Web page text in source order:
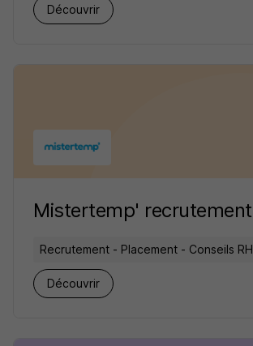
Découvrir
Mistertemp' recrutement
Recrutement - Placement - Conseils RH
Découvrir